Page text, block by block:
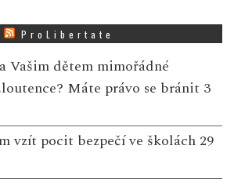
ProLibertate
Vašim dětem mimořádné
Máte právo se bránit 3
vzít pocit bezpečí ve školách 29